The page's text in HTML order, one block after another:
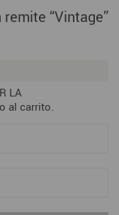
“Vintage”
LA
al carrito.